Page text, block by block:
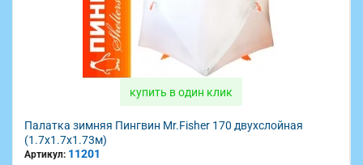
купить в один клик
Палатка зимняя Пингвин Mr.Fisher 170 двухслойная
(1.7х1.7х1.73м)
Артикул: 11201